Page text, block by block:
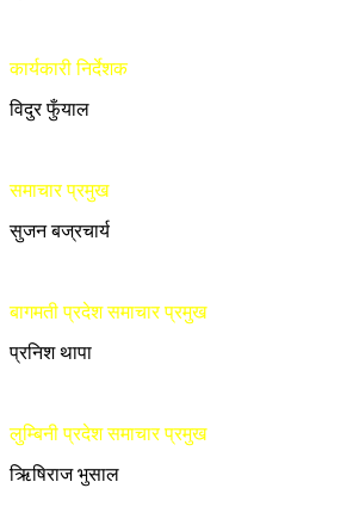
कार्यकारी निर्देशक
विदुर फुँयाल
समाचार प्रमुख
सुजन बज्रचार्य
बागमती प्रदेश समाचार प्रमुख
प्रनिश थापा
लुम्बिनी प्रदेश समाचार प्रमुख
ऋिषिराज भुसाल